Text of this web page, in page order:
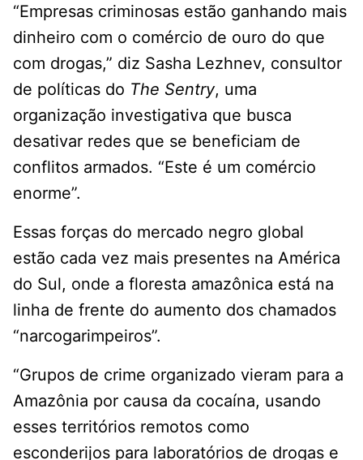
“Empresas criminosas estão ganhando mais
dinheiro com o comércio de ouro do que
com drogas,” diz Sasha Lezhnev, consultor
de políticas do The Sentry, uma
organização investigativa que busca
desativar redes que se beneficiam de
conflitos armados. “Este é um comércio
enorme”.
Essas forças do mercado negro global
estão cada vez mais presentes na América
do Sul, onde a floresta amazônica está na
linha de frente do aumento dos chamados
“narcogarimpeiros”.
“Grupos de crime organizado vieram para a
Amazônia por causa da cocaína, usando
esses territórios remotos como
esconderijos para laboratórios de drogas e